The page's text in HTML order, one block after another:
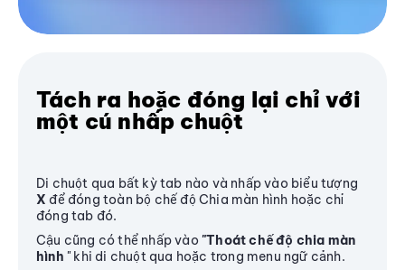
Tách ra hoặc đóng lại chỉ với
một cú nhấp chuột
Di chuột qua bất kỳ tab nào và nhấp vào biểu tượng
X để đóng toàn bộ chế độ Chia màn hình hoặc chỉ
đóng tab đó.
Cậu cũng có thể nhấp vào "Thoát chế độ chia màn
hình " khi di chuột qua hoặc trong menu ngữ cảnh.